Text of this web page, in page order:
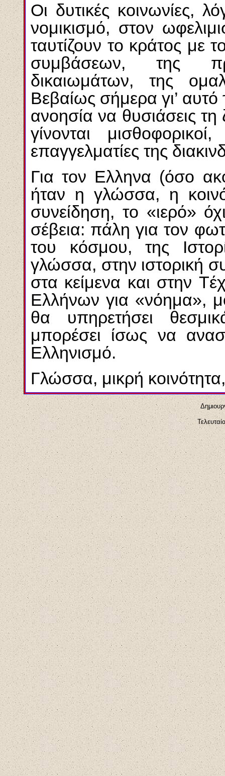
Oι δυτικές κοινωνίες,
νομικισμό, στον
ταυτίζουν το κράτος με
συμβάσεων, της
δικαιωμάτων, της
Bεβαίως σήμερα γι’ αυτό
ανοησία να θυσιάσεις τη
γίνονται
επαγγελματίες της
Για τον Eλληνα (όσο
ήταν η γλώσσα, η
συνείδηση, το «ιερό»
σέβεια: πάλη για τον
του κόσμου, της
γλώσσα, στην ιστορική
στα κείμενα και στην
Eλλήνων για «νόημα»,
θα υπηρετήσει
μπορέσει ίσως να
Eλληνισμό.
Γλώσσα, μικρή